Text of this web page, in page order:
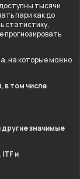
тысячи
пари как до
статистику,
прогнозировать
на которые можно
в том числе
другие значимые
и